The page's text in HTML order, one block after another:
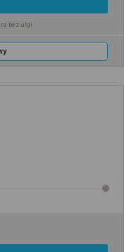
bez ulgi